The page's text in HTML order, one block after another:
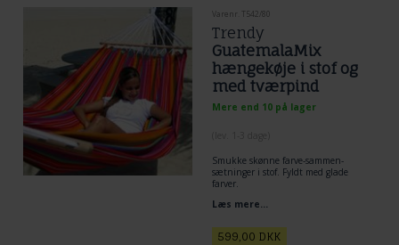
Varenr. T542/80
Trendy
GuatemalaMix
hængekøje i stof og
med tværpind
Mere end 10 på lager
Smukke skønne farve-sammen-
sætninger i stof. Fyldt med glade
farver.
Læs mere...
599,00 DKK